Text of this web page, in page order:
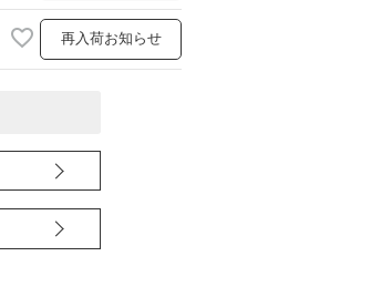
再入荷お知らせ